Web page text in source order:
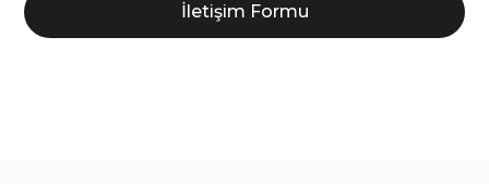
İletişim Formu